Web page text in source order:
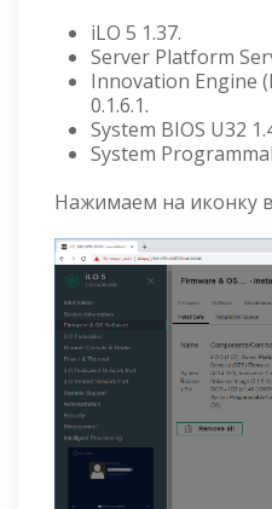
iLO 5 1.37.
Server Platform
Innovation Engine
0.1.6.1.
System BIOS U32
System
Нажимаем на иконку